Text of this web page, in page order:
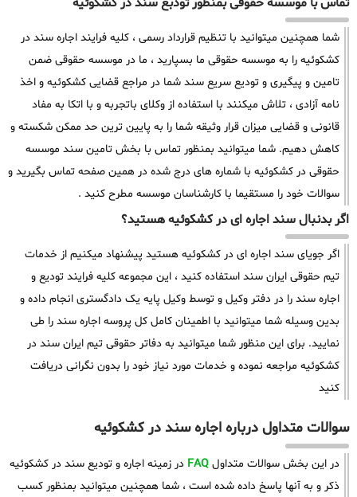
شما همچنین میتوانید با تنظیم قرارداد رسمی ، کلیه فرایند اجاره سند در
کشکوئیه را به موسسه حقوقی ما بسپارید ، ما در موسسه حقوقی ضمن
تامین و پیگیری و تودیع سریع سند شما در مراجع قضایی کشکوئیه و اخذ
نامه آزادی ، تلاش میکنند با استفاده از وکلای باتجربه و با اتکا به مفاد
قانونی و قضایی میزان قرار وثیقه شما را به پایین ترین حد ممکن شکسته و
کاهش دهیم. شما میتوانید بمنظور تماس با بخش تامین سند موسسه
حقوقی در کشکوئیه با شماره های درج شده در همین صفحه تماس بگیرید و
سوالات خود را مستقیما با کارشناسان موسسه مطرح کنید .
اگر بدنبال سند اجاره ای در کشکوئیه هستید؟
اگر جویای سند اجاره ای در کشکوئیه هستید پیشنهاد میکنیم از خدمات
تیم حقوقی ایران سند استفاده کنید ، این مجموعه کلیه فرایند تودیع و
اجاره سند را در دفتر وکیل و توسط وکیل پایه یک دادگستری انجام داده و
بدین وسیله شما میتوانید با اطمینان کامل کل پروسه اجاره سند را طی
نمایید. برای این منظور شما میتوانید به دفاتر حقوقی تیم ایران سند در
کشکوئیه مراجعه نموده و خدمات مورد نیاز خود را بدون نگرانی دریافت
کنید
سوالات متداول درباره اجاره سند در کشکوئیه
در این بخش سوالات متداول FAQ در زمینه اجاره و تودیع سند در کشکوئیه
ذکر و به آنها پاسخ داده شده است ، شما همچنین میتوانید بمنظور کسب